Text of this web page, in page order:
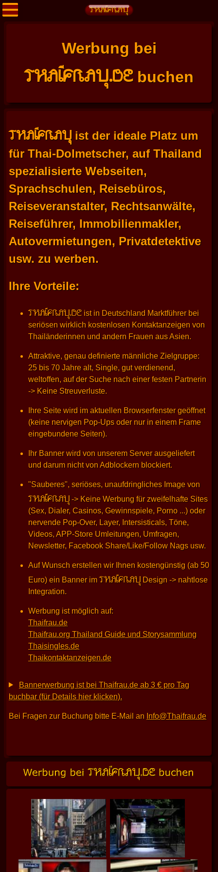
Werbung bei
THAIFRAU.DEbuchen
THAIFRAU ist der ideale Platz um
für Thai-Dolmetscher, auf Thailand
spezialisierte Webseiten,
Sprachschulen, Reisebüros,
Reiseveranstalter, Rechtsanwälte,
Reiseführer, Immobilienmakler,
Autovermietungen, Privatdetektive
usw. zu werben.
Ihre Vorteile:
THAIFRAU.DE ist in Deutschland Marktführer bei
seriösen wirklich kostenlosen Kontaktanzeigen von
Thailänderinnen und andern Frauen aus Asien.
Attraktive, genau definierte männliche Zielgruppe:
25 bis 70 Jahre alt, Single, gut verdienend,
weltoffen, auf der Suche nach einer festen Partnerin
-> Keine Streuverluste.
Ihre Seite wird im aktuellen Browserfenster geöffnet
(keine nervigen Pop-Ups oder nur in einem Frame
eingebundene Seiten).
Ihr Banner wird von unserem Server ausgeliefert
und darum nicht von Adblockern blockiert.
"Sauberes", seriöses, unaufdringliches Image von
THAIFRAU -> Keine Werbung für zweifelhafte Sites
(Sex, Dialer, Casinos, Gewinnspiele, Porno ...) oder
nervende Pop-Over, Layer, Intersisticals, Töne,
Videos, APP-Store Umleitungen, Umfragen,
Newsletter, Facebook Share/Like/Follow Nags usw.
Auf Wunsch erstellen wir Ihnen kostengünstig (ab 50
Euro) ein Banner imTHAIFRAU Design -> nahtlose
Integration.
Werbung ist möglich auf:
Thaifrau.de
Thaifrau.org Thailand Guide und Storysammlung
Thaisingles.de
Thaikontaktanzeigen.de
Bannerwerbung ist bei Thaifrau.de ab 3 € pro Tag
buchbar (für Details hier klicken).
Bei Fragen zur Buchung bitte E-Mail an Info@Thaifrau.de